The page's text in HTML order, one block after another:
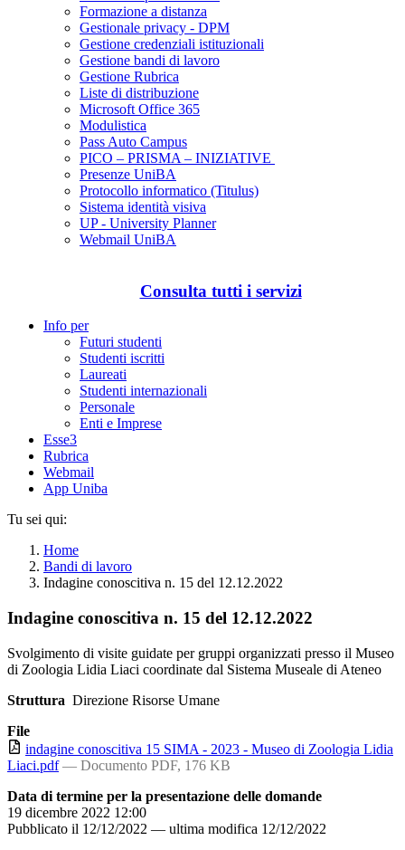
Formazione a distanza
Gestionale privacy - DPM
Gestione credenziali istituzionali
Gestione bandi di lavoro
Gestione Rubrica
Liste di distribuzione
Microsoft Office 365
Modulistica
Pass Auto Campus
PICO – PRISMA – INIZIATIVE
Presenze UniBA
Protocollo informatico (Titulus)
Sistema identità visiva
UP - University Planner
Webmail UniBA
Consulta tutti i servizi
Info per
Futuri studenti
Studenti iscritti
Laureati
Studenti internazionali
Personale
Enti e Imprese
Esse3
Rubrica
Webmail
App Uniba
Tu sei qui:
Home
Bandi di lavoro
Indagine conoscitiva n. 15 del 12.12.2022
Indagine conoscitiva n. 15 del 12.12.2022
Svolgimento di visite guidate per gruppi organizzati presso il Museo
di Zoologia Lidia Liaci coordinate dal Sistema Museale di Ateneo
Struttura Direzione Risorse Umane
File
indagine conoscitiva 15 SIMA - 2023 - Museo di Zoologia Lidia
Liaci.pdf — Documento PDF, 176 KB
Data di termine per la presentazione delle domande
19 dicembre 2022 12:00
Pubblicato il 12/12/2022 — ultima modifica 12/12/2022